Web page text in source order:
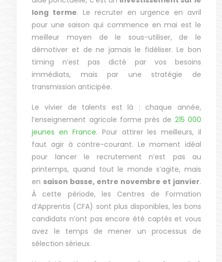
long terme. Le recruter en urgence en avril
pour une saison qui commence en mai est le
meilleur moyen de le sous-utiliser, de le
démotiver et de ne jamais le fidéliser. Le bon
timing n’est pas dicté par vos besoins
immédiats, mais par une stratégie de
transmission anticipée.
Le vivier de talents est là : chaque année,
l’enseignement agricole forme près de 215 000
jeunes en France. Pour attirer les meilleurs, il
faut agir à contre-courant. Le moment idéal
pour lancer le recrutement n’est pas au
printemps, quand tout le monde s’agite, mais
en saison basse, entre novembre et janvier.
À cette période, les Centres de Formation
d’Apprentis (CFA) sont plus disponibles, les bons
candidats n’ont pas encore été captés et vous
avez le temps de mener un processus de
sélection sérieux.